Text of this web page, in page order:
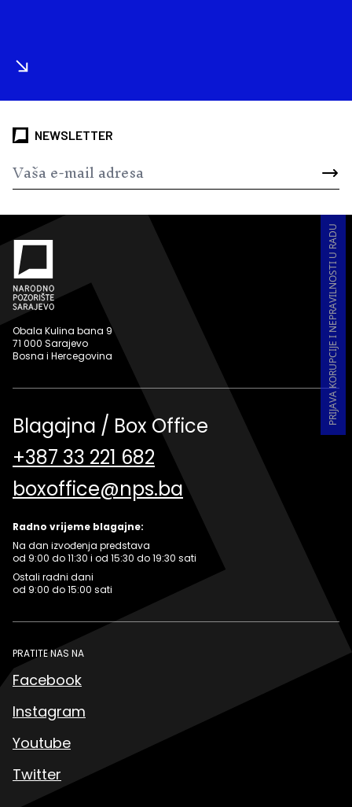
NEWSLETTER
PRIJAVA KORUPCIJE I NEPRAVILNOSTI U RADU
Obala Kulina bana 9
71 000 Sarajevo
Bosna i Hercegovina
Blagajna / Box Office
+387 33 221 682
boxoffice@nps.ba
Radno vrijeme blagajne:
Na dan izvođenja predstava
od 9:00 do 11:30 i od 15:30 do 19:30 sati
Ostali radni dani
od 9:00 do 15:00 sati
PRATITE NAS NA
Facebook
Instagram
Youtube
Twitter